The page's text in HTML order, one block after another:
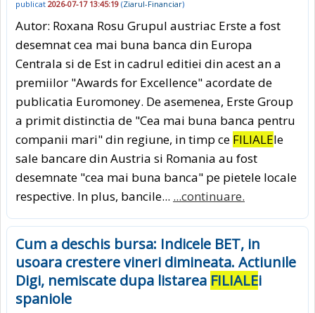
publicat 2026-07-17 13:45:19 (Ziarul-Financiar)
Autor: Roxana Rosu Grupul austriac Erste a fost
desemnat cea mai buna banca din Europa
Centrala si de Est in cadrul editiei din acest an a
premiilor "Awards for Excellence" acordate de
publicatia Euromoney. De asemenea, Erste Group
a primit distinctia de "Cea mai buna banca pentru
companii mari" din regiune, in timp ce FILIALEle
sale bancare din Austria si Romania au fost
desemnate "cea mai buna banca" pe pietele locale
respective. In plus, bancile... ...continuare.
Cum a deschis bursa: Indicele BET, in
usoara crestere vineri dimineata. Actiunile
Digi, nemiscate dupa listarea FILIALEi
spaniole